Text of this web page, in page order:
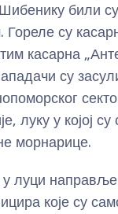
били
Гореле су
касарна
су
луку у којој
морнарице.
луци
које су